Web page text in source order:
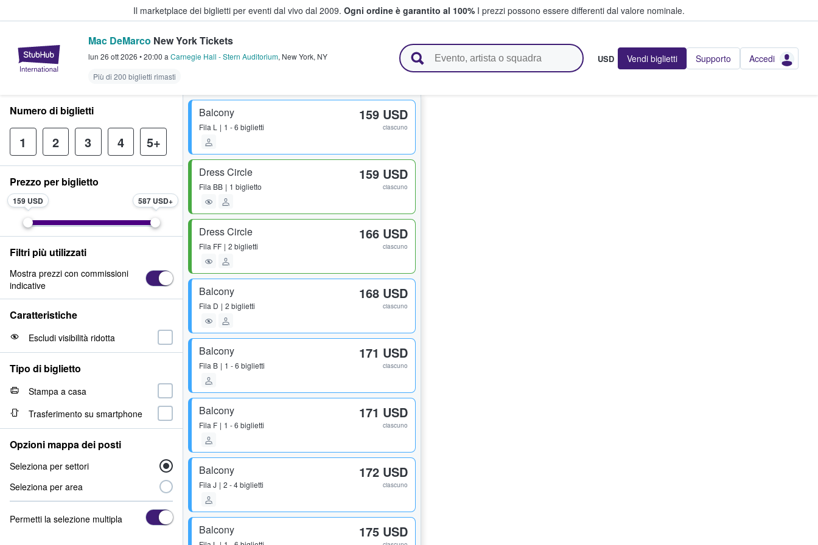
Il marketplace dei biglietti per eventi dal vivo dal 2009. Ogni ordine è garantito al 100% I prezzi possono essere differenti dal valore nominale.
StubHub - Dove i fan comprano e vendono biglietti
Mac DeMarco New York Tickets
lun 26 ott 2026 •20:00 a Carnegie Hall - Stern Auditorium, New York, NY
Più di 200 biglietti rimasti
USD Vendi biglietti Supporto Accedi
Balcony
Fila L 1 - 6 biglietti
159 USD
ciascuno
Dress Circle
Fila BB 1 biglietto
159 USD
ciascuno
Dress Circle
Fila FF 2 biglietti
166 USD
ciascuno
Balcony
Fila D 2 biglietti
168 USD
ciascuno
Balcony
Fila B 1 - 6 biglietti
171 USD
ciascuno
Balcony
Fila F 1 - 6 biglietti
171 USD
ciascuno
Balcony
Fila J 2 - 4 biglietti
172 USD
ciascuno
Balcony 175 USD
Numero di biglietti
1 2 3 4 5+
Prezzo per biglietto
159 USD 587 USD
Filtri più utilizzati
Mostra prezzi con commissioni
indicative
Caratteristiche
Escludi visibilità ridotta
Tipo di biglietto
Stampa a casa
Trasferimento su smartphone
Opzioni mappa dei posti
Seleziona per settori
Seleziona per area
Permetti la selezione multipla